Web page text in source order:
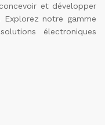
et développer
Explorez notre gamme
électroniques